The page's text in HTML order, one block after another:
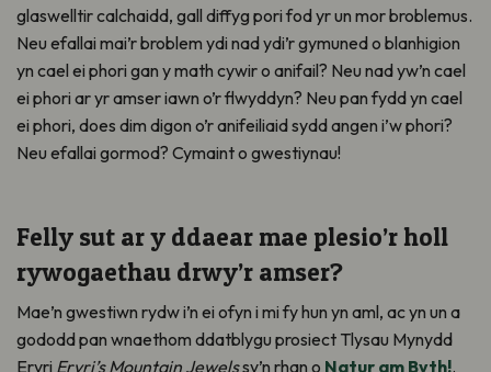
glaswelltir calchaidd, gall diffyg pori fod yr un mor broblemus.
Neu efallai mai’r broblem ydi nad ydi’r gymuned o blanhigion
yn cael ei phori gan y math cywir o anifail? Neu nad yw’n cael
ei phori ar yr amser iawn o’r flwyddyn? Neu pan fydd yn cael
ei phori, does dim digon o’r anifeiliaid sydd angen i’w phori?
Neu efallai gormod? Cymaint o gwestiynau!
Felly sut ar y ddaear mae plesio’r holl
rywogaethau drwy’r amser?
Mae’n gwestiwn rydw i’n ei ofyn i mi fy hun yn aml, ac yn un a
gododd pan wnaethom ddatblygu prosiect Tlysau Mynydd
Eryri Eryri’s Mountain Jewelssy’n rhan o Natur am Byth!.